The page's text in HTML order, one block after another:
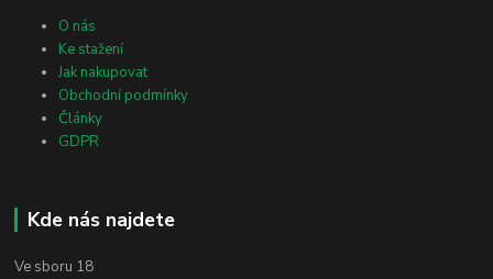
O nás
Ke stažení
Jak nakupovat
Obchodní podmínky
Články
GDPR
Kde nás najdete
Ve sboru 18